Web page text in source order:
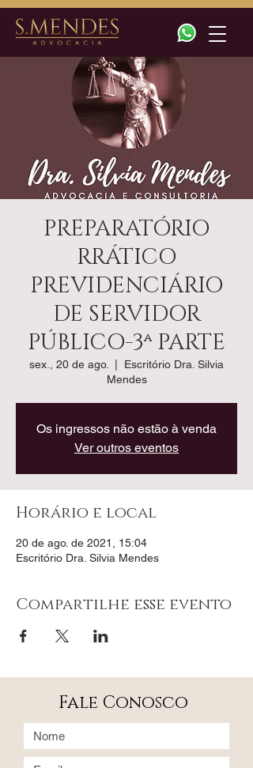
PREPARATÓRIO
RRÁTICO
PREVIDENCIÁRIO
DE SERVIDOR
PÚBLICO-3ª PARTE
sex., 20 de ago.
Escritório Dra. Silvia
Mendes
Os ingressos não estão à venda
Ver outros eventos
Horário e local
20 de ago. de 2021, 15:04
Escritório Dra. Silvia Mendes
Compartilhe esse evento
Fale Conosco